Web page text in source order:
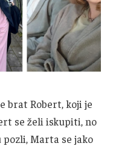
brat Robert, koji je
se želi iskupiti, no
Marta se jako